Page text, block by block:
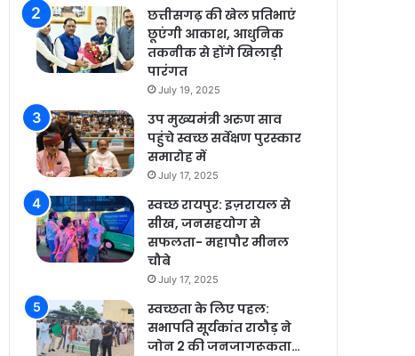
छत्तीसगढ़ की खेल प्रतिभाएं
छूएंगी आकाश, आधुनिक
तकनीक से होंगे खिलाड़ी
पारंगत
July 19, 2025
उप मुख्यमंत्री अरुण साव
पहुंचे स्वच्छ सर्वेक्षण पुरस्कार
समारोह में
July 17, 2025
स्वच्छ रायपुर: इज़रायल से
सीख, जनसहयोग से
सफलता- महापौर मीनल
चौबे
July 17, 2025
स्वच्छता के लिए पहल:
सभापति सूर्यकांत राठौड़ ने
जोन 2 की जनजागरूकता…